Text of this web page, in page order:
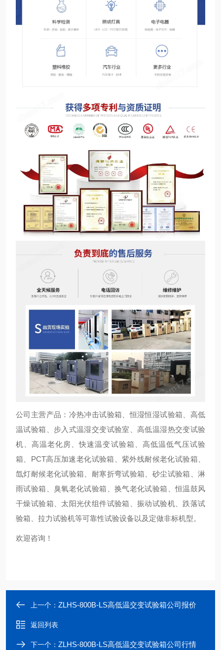
公司主营产品：冷热冲击试验箱、恒湿恒湿试验箱、高低
温试验箱、步入式温湿交变试验室、高低温湿热交变试验
机、高温老化房、快速温变试验箱、高低温低气压试验
箱、PCT高压加速老化试验箱、紫外线耐候老化试验箱、
氙灯耐候老化试验箱、耐寒折弯试验箱、砂尘试验箱、淋
雨试验箱、臭氧老化试验箱、换气老化试验箱、恒温鼓风
干燥试验箱、太阳光伏组件试验箱、振动试验机、跌落试
验箱、拉力试验机等可靠性试验设备以及定做非标机型。
欢迎咨询！
上一个： ZLHS-800B-LS高低温交变试验箱公司报价
返回列表
下一个： ZLHS-800B-LS高低温交变试验箱公司行情